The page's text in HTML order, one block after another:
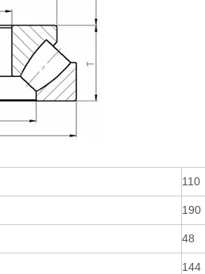
110
190
48
144